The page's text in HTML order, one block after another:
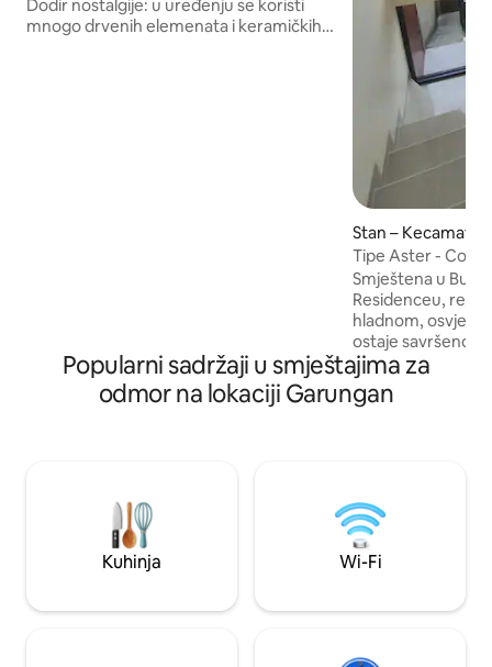
Dodir nostalgije: u uređenju se koristi
mnogo drvenih elemenata i keramičkih
Stan –
Tipe Aster -
Smještena u
Residenceu,
hladnom,
ostaje savršeno
uređaja tijekom
prekrasnim
Compound Villa
- Dahlia Villa, 3 spavaće
Edelweiss Villa,
Popularni sadržaji u smještajima za
odmor na lokaciji Garungan
Kuhinja Wi-Fi